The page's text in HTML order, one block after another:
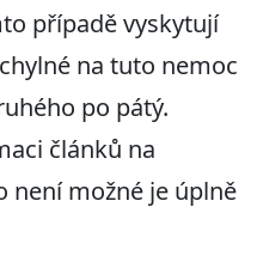
případě vyskytují
na tuto nemoc
po pátý.
článků na
není možné je úplně